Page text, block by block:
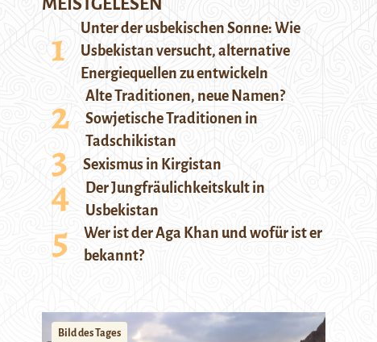
MEISTGELESEN
Unter der usbekischen Sonne: Wie
Usbekistan versucht, alternative
Energiequellen zu entwickeln
Alte Traditionen, neue Namen?
Sowjetische Traditionen in
Tadschikistan
Sexismus in Kirgistan
Der Jungfräulichkeitskult in
Usbekistan
Wer ist der Aga Khan und wofür ist er
bekannt?
Bild des Tages